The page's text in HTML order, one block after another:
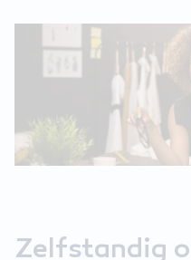
Zelfstandig